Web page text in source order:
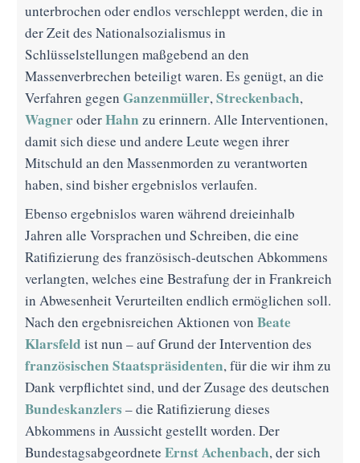
unterbrochen oder endlos verschleppt werden, die in
der Zeit des Nationalsozialismus in
Schlüsselstellungen maßgebend an den
Massenverbrechen beteiligt waren. Es genügt, an die
Verfahren gegen Ganzenmüller,Streckenbach,
WagneroderHahn zu erinnern. Alle Interventionen,
damit sich diese und andere Leute wegen ihrer
Mitschuld an den Massenmorden zu verantworten
haben, sind bisher ergebnislos verlaufen.
Ebenso ergebnislos waren während dreieinhalb
Jahren alle Vorsprachen und Schreiben, die eine
Ratifizierung des französisch-deutschen Abkommens
verlangten, welches eine Bestrafung der in Frankreich
in Abwesenheit Verurteilten endlich ermöglichen soll.
Nach den ergebnisreichen Aktionen von Beate
Klarsfeld ist nun – auf Grund der Intervention des
französischen Staatspräsidenten, für die wir ihm zu
Dank verpflichtet sind, und der Zusage des deutschen
Bundeskanzlers – die Ratifizierung dieses
Abkommens in Aussicht gestellt worden. Der
Bundestagsabgeordnete Ernst Achenbach, der sich